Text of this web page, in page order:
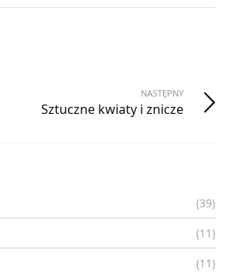
NASTĘPNY
Sztuczne kwiaty i znicze
(39)
(11)
(11)